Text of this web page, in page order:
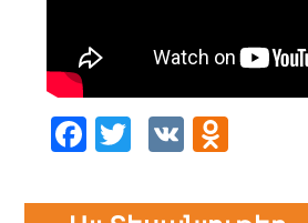
Facebook
Twitter
VK